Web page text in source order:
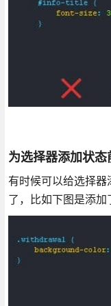
为选择器添加状态
有时候可以给选择器
了，比如下图是添加